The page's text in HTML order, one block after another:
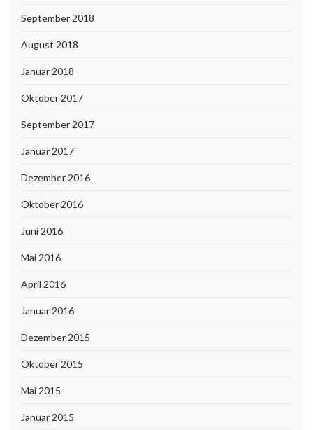
September 2018
August 2018
Januar 2018
Oktober 2017
September 2017
Januar 2017
Dezember 2016
Oktober 2016
Juni 2016
Mai 2016
April 2016
Januar 2016
Dezember 2015
Oktober 2015
Mai 2015
Januar 2015